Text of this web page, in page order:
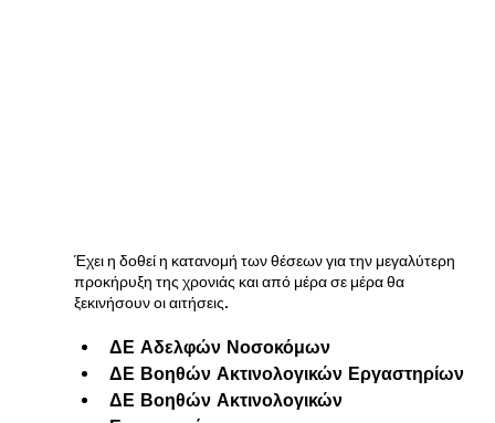
Έχει η δοθεί η κατανομή των θέσεων για την μεγαλύτερη
προκήρυξη της χρονιάς και από μέρα σε μέρα θα
ξεκινήσουν οι αιτήσεις.
ΔΕ Αδελφών Νοσοκόμων
ΔΕ Βοηθών Ακτινολογικών Εργαστηρίων
ΔΕ Βοηθών Ακτινολογικών